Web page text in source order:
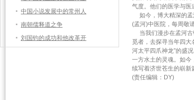
中国小说发展中的常州人
南朝儒释道之争
刘国钧的成功和他改革开
气度。他们的医学与医
如今，博大精深的孟
(孟河)中医院，每周敬
当我们漫步在孟河古
觅者，去探寻当年四大
河太平四爪神龙”的盛
一方水土的灵魂。如今
续写着济世苍生的崭新
(责任编辑：DY)